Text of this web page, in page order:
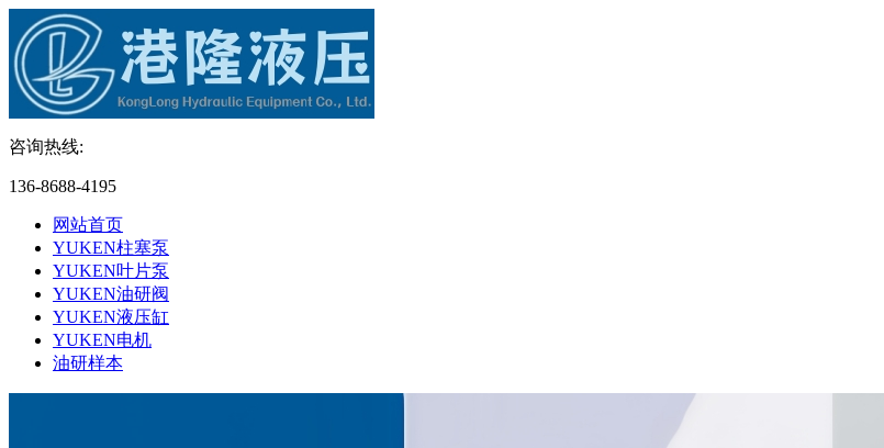
咨询热线:
136-8688-4195
网站首页
YUKEN柱塞泵
YUKEN叶片泵
YUKEN油研阀
YUKEN液压缸
YUKEN电机
油研样本